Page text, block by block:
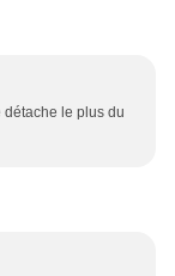
détache le plus du